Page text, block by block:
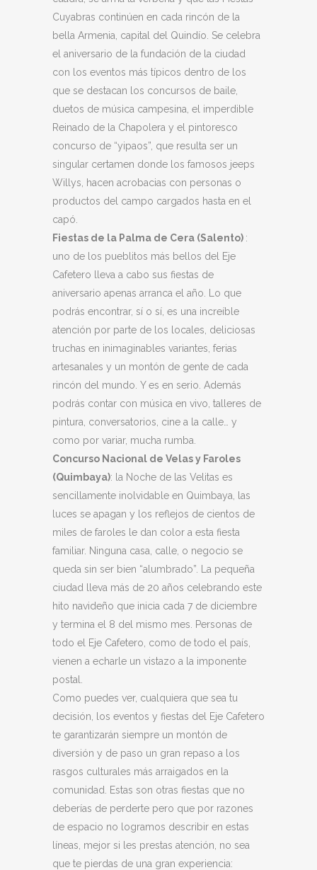
Cuyabras continúen en cada rincón de la
bella Armenia, capital del Quindío. Se celebra
el aniversario de la fundación de la ciudad
con los eventos más típicos dentro de los
que se destacan los concursos de baile,
duetos de música campesina, el imperdible
Reinado de la Chapolera y el pintoresco
concurso de “yipaos”, que resulta ser un
singular certamen donde los famosos jeeps
Willys, hacen acrobacias con personas o
productos del campo cargados hasta en el
capó.
Fiestas de la Palma de Cera (Salento) :
uno de los pueblitos más bellos del Eje
Cafetero lleva a cabo sus fiestas de
aniversario apenas arranca el año. Lo que
podrás encontrar, sí o sí, es una increíble
atención por parte de los locales, deliciosas
truchas en inimaginables variantes, ferias
artesanales y un montón de gente de cada
rincón del mundo. Y es en serio. Además
podrás contar con música en vivo, talleres de
pintura, conversatorios, cine a la calle… y
como por variar, mucha rumba.
Concurso Nacional de Velas y Faroles
(Quimbaya): la Noche de las Velitas es
sencillamente inolvidable en Quimbaya, las
luces se apagan y los reflejos de cientos de
miles de faroles le dan color a esta fiesta
familiar. Ninguna casa, calle, o negocio se
queda sin ser bien “alumbrado”. La pequeña
ciudad lleva más de 20 años celebrando este
hito navideño que inicia cada 7 de diciembre
y termina el 8 del mismo mes. Personas de
todo el Eje Cafetero, como de todo el país,
vienen a echarle un vistazo a la imponente
postal.
Como puedes ver, cualquiera que sea tu
decisión, los eventos y fiestas del Eje Cafetero
te garantizarán siempre un montón de
diversión y de paso un gran repaso a los
rasgos culturales más arraigados en la
comunidad. Estas son otras fiestas que no
deberías de perderte pero que por razones
de espacio no logramos describir en estas
líneas, mejor si les prestas atención, no sea
que te pierdas de una gran experiencia: